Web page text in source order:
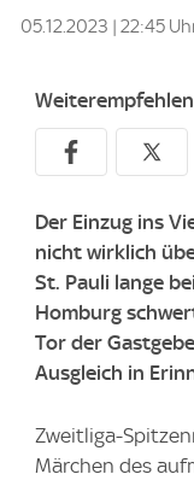
05.12.2023 | 22:45
Der Einzug ins
nicht wirklich
St. Pauli lange
Homburg
Tor der
Ausgleich in
Zweitliga-
Märchen des